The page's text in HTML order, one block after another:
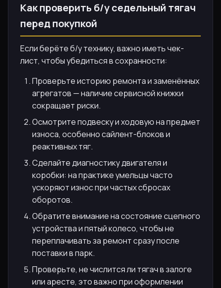
Как проверить б/у седельный тягач
перед покупкой
Если берёте б/у технику, важно иметь чек-
лист, чтобы убедиться в сохранности:
Проверьте историю ремонта и заменённых
агрегатов — наличие сервисной книжки
сокращает риски.
Осмотрите подвеску и ходовую на предмет
износа, особенно сайлент-блоков и
реактивных тяг.
Сделайте диагностику двигателя и
коробки: на практике умельцы часто
ускоряют износ при частых сбросах
оборотов.
Обратите внимание на состояние сцепного
устройства и пятый колесо, чтобы не
переплачивать за ремонт сразу после
поставки в парк.
Проверьте, не числится ли тягач в залоге
или аресте, это важно при оформлении